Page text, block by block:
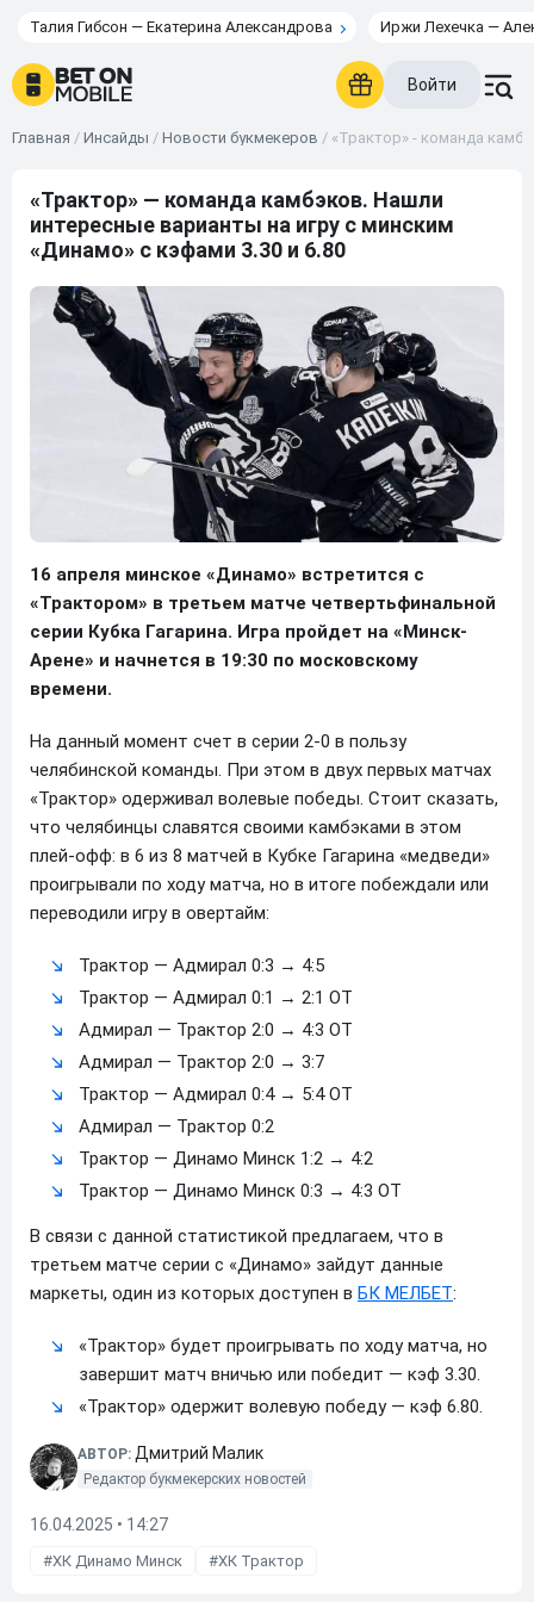
Талия Гибсон — Екатерина Александрова Иржи Лехечка —
Войти
Главная / Инсайды / Новости букмекеров / «Трактор» - команда
«Трактор» — команда камбэков. Нашли
интересные варианты на игру с минским
«Динамо» с кэфами 3.30 и 6.80
16 апреля минское «Динамо» встретится с
«Трактором» в третьем матче четвертьфинальной
серии Кубка Гагарина. Игра пройдет на «Минск-
Арене» и начнется в 19:30 по московскому
времени.
На данный момент счет в серии 2-0 в пользу
челябинской команды. При этом в двух первых матчах
«Трактор» одерживал волевые победы. Стоит сказать,
что челябинцы славятся своими камбэками в этом
плей-офф: в 6 из 8 матчей в Кубке Гагарина «медведи»
проигрывали по ходу матча, но в итоге побеждали или
переводили игру в овертайм:
Трактор — Адмирал 0:3 → 4:5
Трактор — Адмирал 0:1 → 2:1 ОТ
Адмирал — Трактор 2:0 → 4:3 ОТ
Адмирал — Трактор 2:0 → 3:7
Трактор — Адмирал 0:4 → 5:4 ОТ
Адмирал — Трактор 0:2
Трактор — Динамо Минск 1:2 → 4:2
Трактор — Динамо Минск 0:3 → 4:3 ОТ
В связи с данной статистикой предлагаем, что в
третьем матче серии с «Динамо» зайдут данные
маркеты, один из которых доступен в БК МЕЛБЕТ:
«Трактор» будет проигрывать по ходу матча, но
завершит матч вничью или победит — кэф 3.30.
«Трактор» одержит волевую победу — кэф 6.80.
АВТОР: Дмитрий Малик
Редактор букмекерских новостей
16.04.2025 • 14:27
ХК Динамо Минск ХК Трактор